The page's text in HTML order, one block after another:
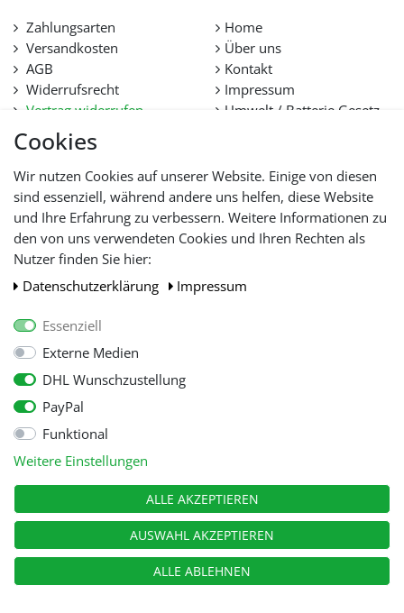
Cookies
Wir nutzen Cookies auf unserer Website. Einige von diesen
sind essenziell, während andere uns helfen, diese Website
und Ihre Erfahrung zu verbessern. Weitere Informationen zu
den von uns verwendeten Cookies und Ihren Rechten als
Nutzer finden Sie hier:
Daten­schutz­erklärung
Impressum
Essenziell
Externe Medien
DHL Wunschzustellung
PayPal
Funktional
Weitere Einstellungen
ALLE AKZEPTIEREN
AUSWAHL AKZEPTIEREN
ALLE ABLEHNEN
Zahlungsarten
Versandkosten
AGB
Widerrufsrecht
Vertrag widerrufen
Datenschutz
Hilfe
Lieferfristen und
Lieferbeschränkung
Home
Über uns
Kontakt
Impressum
Umwelt / Batterie Gesetz
WIR AKZEPTIEREN
© Copyright 2026 Tooltraders GmbH. Alle Rechte vorbehalten